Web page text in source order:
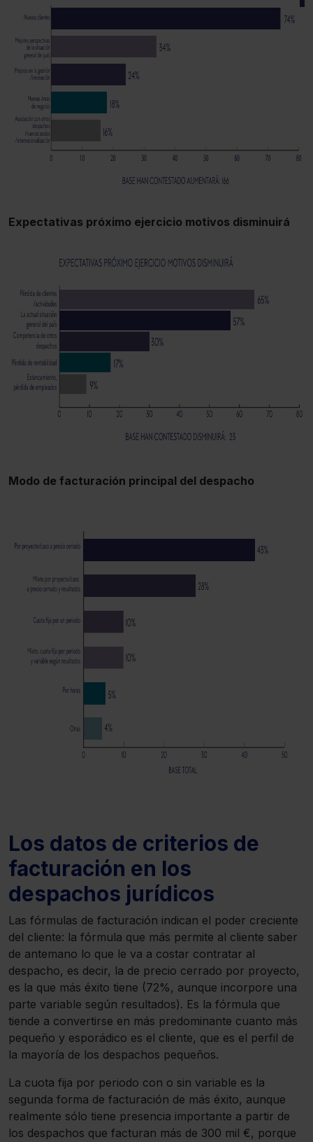
Expectativas próximo ejercicio motivos disminuirá
Modo de facturación principal del despacho
Los datos de criterios de
facturación en los
despachos jurídicos
Las fórmulas de facturación indican el poder creciente
del cliente: la fórmula que más permite al cliente saber
de antemano lo que le va a costar contratar al
despacho, es decir, la de precio cerrado por proyecto,
es la que más éxito tiene (72%, aunque incorpore una
parte variable según resultados). Es la fórmula que
tiende a convertirse en más predominante cuanto más
pequeño y esporádico es el cliente, que es el perfil de
la mayoría de los despachos pequeños.
La cuota fija por periodo con o sin variable es la
segunda forma de facturación de más éxito, aunque
realmente sólo tiene presencia importante a partir de
los despachos que facturan más de 300 mil €, porque